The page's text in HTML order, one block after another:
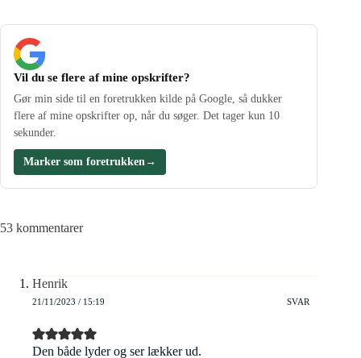
Vil du se flere af mine opskrifter?
Gør min side til en foretrukken kilde på Google, så dukker
flere af mine opskrifter op, når du søger. Det tager kun 10
sekunder.
Marker som foretrukken→
53 kommentarer
Henrik
21/11/2023 / 15:19 SVAR
Den både lyder og ser lækker ud.